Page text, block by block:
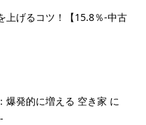
上げるコツ！【15.8％-中古
爆発的に増える 空き家 に